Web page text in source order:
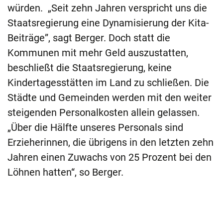
würden. „Seit zehn Jahren verspricht uns die
Staatsregierung eine Dynamisierung der Kita-
Beiträge”, sagt Berger. Doch statt die
Kommunen mit mehr Geld auszustatten,
beschließt die Staatsregierung, keine
Kindertagesstätten im Land zu schließen. Die
Städte und Gemeinden werden mit den weiter
steigenden Personalkosten allein gelassen.
„Über die Hälfte unseres Personals sind
Erzieherinnen, die übrigens in den letzten zehn
Jahren einen Zuwachs von 25 Prozent bei den
Löhnen hatten“, so Berger.